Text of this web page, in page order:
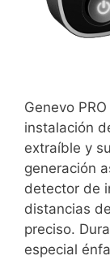
Genevo
instalación
extraíble y
generación
detector de
distancias
preciso.
especial